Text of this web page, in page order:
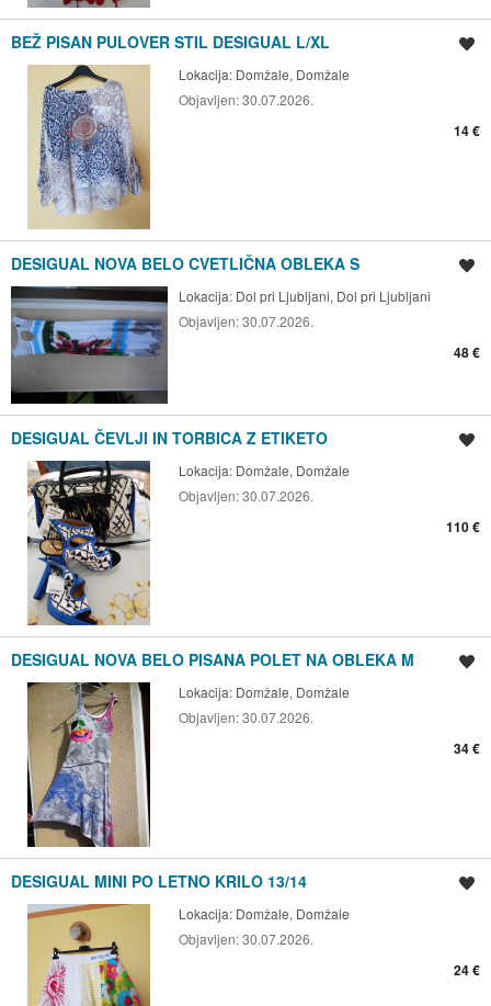
BEŽ PISAN PULOVER STIL DESIGUAL L/XL
Lokacija: Domžale, Domžale
Objavljen:30.07.2026.
14 €
DESIGUAL NOVA BELO CVETLIČNA OBLEKA S
Lokacija: Dol pri Ljubljani, Dol pri Ljubljani
Objavljen:30.07.2026.
48 €
DESIGUAL ČEVLJI IN TORBICA Z ETIKETO
Lokacija: Domžale, Domžale
Objavljen:30.07.2026.
110 €
DESIGUAL NOVA BELO PISANA POLET NA OBLEKA M
Lokacija: Domžale, Domžale
Objavljen:30.07.2026.
34 €
DESIGUAL MINI PO LETNO KRILO 13/14
Lokacija: Domžale, Domžale
Objavljen:30.07.2026.
24 €